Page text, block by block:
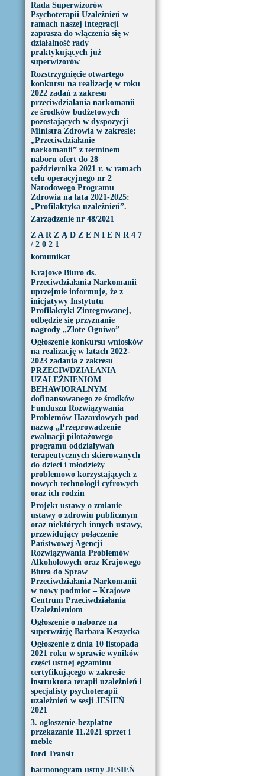
Rada Superwizorów
Psychoterapii Uzależnień w
ramach naszej integracji
zaprasza do włączenia się w
działalność rady
praktykujących już
superwizorów
Rozstrzygnięcie otwartego
konkursu na realizację w roku
2022 zadań z zakresu
przeciwdziałania narkomanii
ze środków budżetowych
pozostających w dyspozycji
Ministra Zdrowia w zakresie:
„Przeciwdziałanie
narkomanii” z terminem
naboru ofert do 28
października 2021 r. w ramach
celu operacyjnego nr 2
Narodowego Programu
Zdrowia na lata 2021-2025:
„Profilaktyka uzależnień”.
Zarządzenie nr 48/2021
Z A R Z Ą D Z E N I E N R 4 7
/ 2 0 2 1
komunikat
Krajowe Biuro ds.
Przeciwdziałania Narkomanii
uprzejmie informuje, że z
inicjatywy Instytutu
Profilaktyki Zintegrowanej,
odbędzie się przyznanie
nagrody „Złote Ogniwo”
Ogłoszenie konkursu wniosków
na realizację w latach 2022-
2023 zadania z zakresu
PRZECIWDZIAŁANIA
UZALEŻNIENIOM
BEHAWIORALNYM
dofinansowanego ze środków
Funduszu Rozwiązywania
Problemów Hazardowych pod
nazwą „Przeprowadzenie
ewaluacji pilotażowego
programu oddziaływań
terapeutycznych skierowanych
do dzieci i młodzieży
problemowo korzystających z
nowych technologii cyfrowych
oraz ich rodzin
Projekt ustawy o zmianie
ustawy o zdrowiu publicznym
oraz niektórych innych ustawy,
przewidujący połączenie
Państwowej Agencji
Rozwiązywania Problemów
Alkoholowych oraz Krajowego
Biura do Spraw
Przeciwdziałania Narkomanii
w nowy podmiot – Krajowe
Centrum Przeciwdziałania
Uzależnieniom
Ogłoszenie o naborze na
superwzizję Barbara Keszycka
Ogłoszenie z dnia 10 listopada
2021 roku w sprawie wyników
części ustnej egzaminu
certyfikującego w zakresie
instruktora terapii uzależnień i
specjalisty psychoterapii
uzależnień w sesji JESIEŃ
2021
3. ogłoszenie-bezpłatne
przekazanie 11.2021 sprzet i
meble
ford Transit
harmonogram ustny JESIEŃ